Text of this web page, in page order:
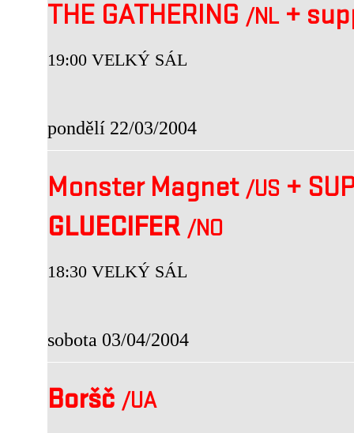
THE GATHERING /NL +
19:00 VELKÝ SÁL
pondělí 22/03/2004
Monster Magnet /US +
GLUECIFER /NO
18:30 VELKÝ SÁL
sobota 03/04/2004
Boršč /UA